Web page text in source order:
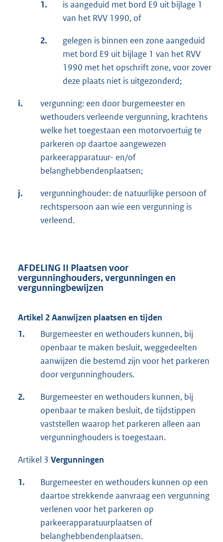
1.
is aangeduid met bord E9 uit bijlage 1
van het RVV 1990, of
2.
gelegen is binnen een zone aangeduid
met bord E9 uit bijlage 1 van het RVV
1990 met het opschrift zone, voor zover
deze plaats niet is uitgezonderd;
i.
vergunning: een door burgemeester en
wethouders verleende vergunning, krachtens
welke het toegestaan een motorvoertuig te
parkeren op daartoe aangewezen
parkeerapparatuur- en/of
belanghebbendenplaatsen;
j.
vergunninghouder: de natuurlijke persoon of
rechtspersoon aan wie een vergunning is
verleend.
AFDELING II Plaatsen voor
vergunninghouders, vergunningen en
vergunningbewijzen
Artikel 2 Aanwijzen plaatsen en tijden
1.
Burgemeester en wethouders kunnen, bij
openbaar te maken besluit, weggedeelten
aanwijzen die bestemd zijn voor het parkeren
door vergunninghouders.
2.
Burgemeester en wethouders kunnen, bij
openbaar te maken besluit, de tijdstippen
vaststellen waarop het parkeren alleen aan
vergunninghouders is toegestaan.
Artikel 3 Vergunningen
1.
Burgemeester en wethouders kunnen op een
daartoe strekkende aanvraag een vergunning
verlenen voor het parkeren op
parkeerapparatuurplaatsen of
belanghebbendenplaatsen.